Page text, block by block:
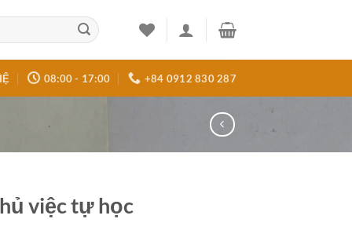
08:00 - 17:00 +84 0912 830 287
việc tự học